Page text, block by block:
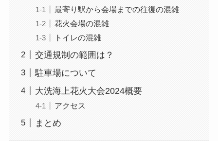
最寄り駅から会場までの往復の混雑
花火会場の混雑
トイレの混雑
交通規制の範囲は？
駐車場について
大洗海上花火大会2024概要
アクセス
まとめ